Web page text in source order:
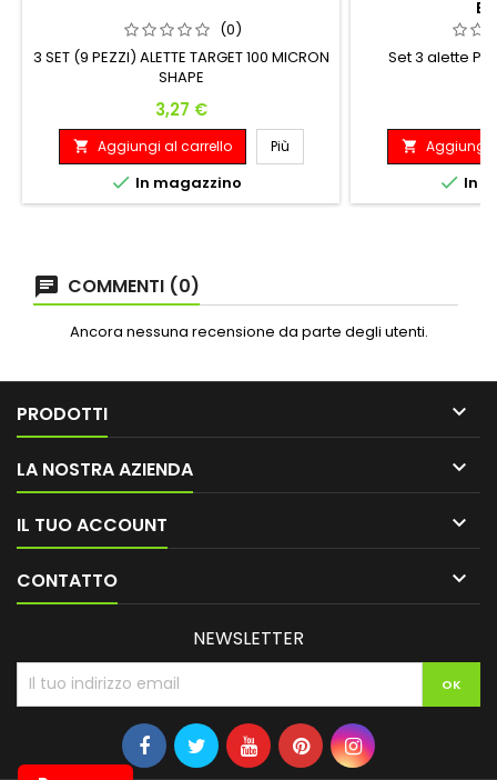
(0)
3 SET (9 PEZZI) ALETTE TARGET 100 MICRON
SHAPE
Prezzo
3,27 €
 Aggiungi al carrello Più
 In magazzino
Set 3 alette
 Aggiungi
 In
COMMENTI (0)
Ancora nessuna recensione da parte degli utenti.
PRODOTTI 
LA NOSTRA AZIENDA 
IL TUO ACCOUNT 
CONTATTO 
NEWSLETTER